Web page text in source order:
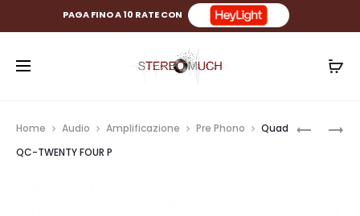
PAGA FINO A 10 RATE CON
QUAD
DENON
Home Audio Amplificazione Pre Phono
Quad
QC-TWENTY FOUR P